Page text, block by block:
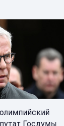
Госдумы